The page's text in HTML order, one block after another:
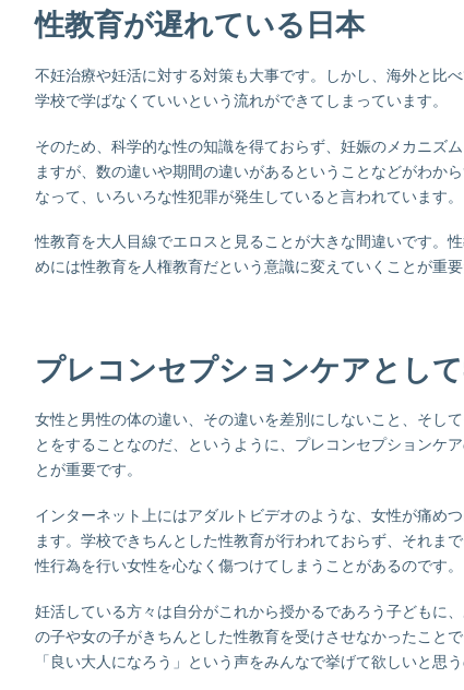
性教育が遅れている日本
不妊治療や妊活に対する対策も大事です。しかし、海外と比
学校で学ばなくていいという流れができてしまっています。
そのため、科学的な性の知識を得ておらず、妊娠のメカニズ
ますが、数の違いや期間の違いがあるということなどがわか
なって、いろいろな性犯罪が発生していると言われています。
性教育を大人目線でエロスと見ることが大きな間違いです。
めには性教育を人権教育だという意識に変えていくことが重要
プレコンセプションケアとし
女性と男性の体の違い、その違いを差別にしないこと、そし
とをすることなのだ、というように、プレコンセプションケ
とが重要です。
インターネット上にはアダルトビデオのような、女性が痛め
ます。学校できちんとした性教育が行われておらず、それま
性行為を行い女性を心なく傷つけてしまうことがあるのです。
妊活している方々は自分がこれから授かるであろう子どもに
の子や女の子がきちんとした性教育を受けさせなかったこと
「良い大人になろう」という声をみんなで挙げて欲しいと思う